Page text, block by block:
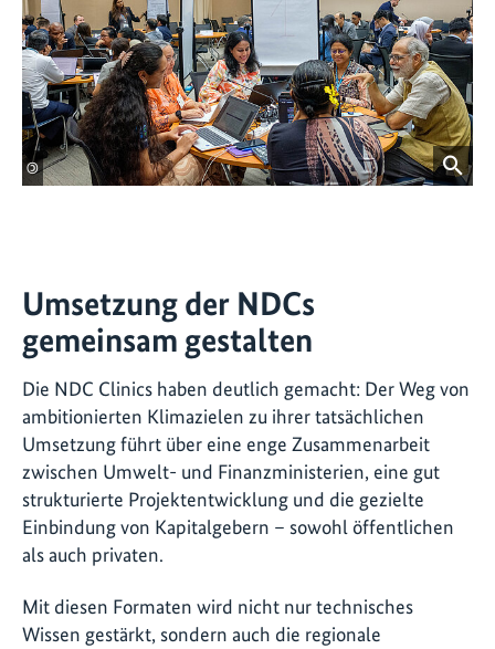
©
Umsetzung der NDCs
gemeinsam gestalten
Die NDC Clinics haben deutlich gemacht: Der Weg von
ambitionierten Klimazielen zu ihrer tatsächlichen
Umsetzung führt über eine enge Zusammenarbeit
zwischen Umwelt- und Finanzministerien, eine gut
strukturierte Projektentwicklung und die gezielte
Einbindung von Kapitalgebern – sowohl öffentlichen
als auch privaten.
Mit diesen Formaten wird nicht nur technisches
Wissen gestärkt, sondern auch die regionale